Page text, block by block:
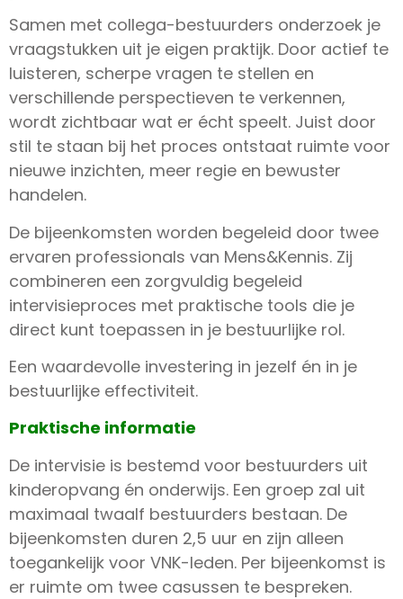
Samen met collega-bestuurders onderzoek je
vraagstukken uit je eigen praktijk. Door actief te
luisteren, scherpe vragen te stellen en
verschillende perspectieven te verkennen,
wordt zichtbaar wat er écht speelt. Juist door
stil te staan bij het proces ontstaat ruimte voor
nieuwe inzichten, meer regie en bewuster
handelen.
De bijeenkomsten worden begeleid door twee
ervaren professionals van Mens&Kennis. Zij
combineren een zorgvuldig begeleid
intervisieproces met praktische tools die je
direct kunt toepassen in je bestuurlijke rol.
Een waardevolle investering in jezelf én in je
bestuurlijke effectiviteit.
Praktische informatie
De intervisie is bestemd voor bestuurders uit
kinderopvang én onderwijs. Een groep zal uit
maximaal twaalf bestuurders bestaan. De
bijeenkomsten duren 2,5 uur en zijn alleen
toegankelijk voor VNK-leden. Per bijeenkomst is
er ruimte om twee casussen te bespreken.